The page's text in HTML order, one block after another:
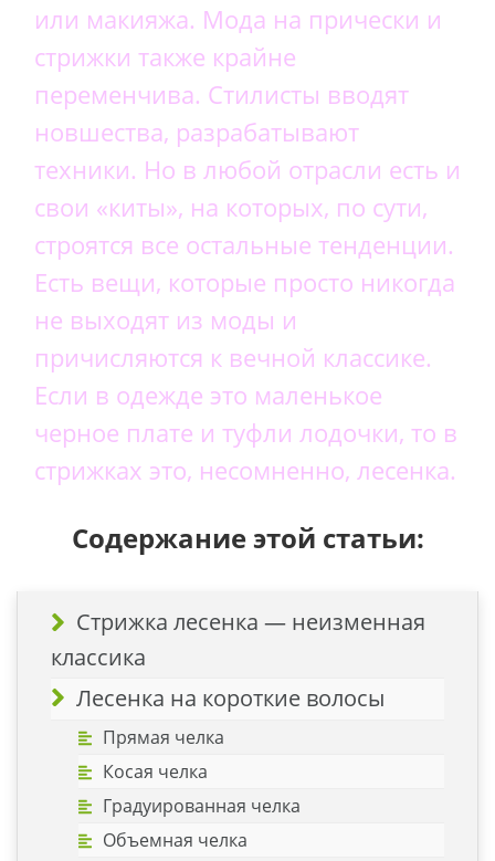
или макияжа. Мода на прически и
стрижки также крайне
переменчива. Стилисты вводят
новшества, разрабатывают
техники. Но в любой отрасли есть и
свои «киты», на которых, по сути,
строятся все остальные тенденции.
Есть вещи, которые просто никогда
не выходят из моды и
причисляются к вечной классике.
Если в одежде это маленькое
черное плате и туфли лодочки, то в
стрижках это, несомненно, лесенка.
Содержание этой статьи:
Стрижка лесенка — неизменная
классика
Лесенка на короткие волосы
Прямая челка
Косая челка
Градуированная челка
Объемная челка